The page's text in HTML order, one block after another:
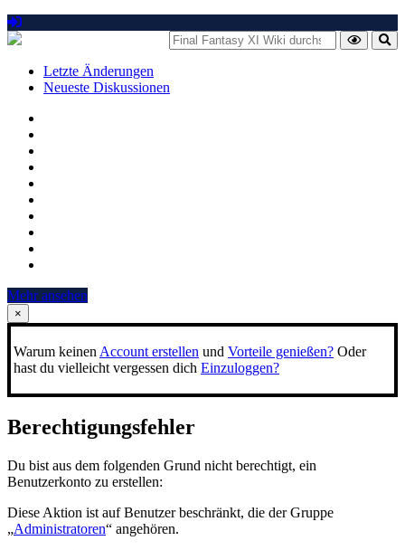
Letzte Änderungen
Neueste Diskussionen
Mehr ansehen
×
Warum keinen Account erstellen und Vorteile genießen? Oder
hast du vielleicht vergessen dich Einzuloggen?
Berechtigungsfehler
Du bist aus dem folgenden Grund nicht berechtigt, ein
Benutzerkonto zu erstellen:
Diese Aktion ist auf Benutzer beschränkt, die der Gruppe
„Administratoren“ angehören.